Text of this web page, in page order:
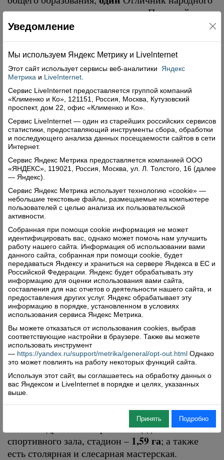
просвещения,пятьнаграждены Почетной
грамотой министерства образования. Имеют
человек, 13 учителей – выпускники
Чушевицкой средней школы.
Высшим органом самоуправления школы
является Конференция педагогов, учащихся и
родителей. В структуру самоуправления школы
входят Совет школы, родительский комитет
школы и класса, педагогический совет,
методический совет с методическими
объединениями и творческими группами, совет
дела школы, комиссия по урегулированию
споров между участниками образовательного
процесса, комиссия по медиации, классное
собрание, общее собрание трудового
коллектива.
Материально-техническая база
школы в цифрах
–шестьзданий – учебных корпусов.
–30учебных кабинетов общей площадью 1800
квадратных метров.
–19362экз. – книжный фонд библиотеки, в том
числе учебников4146
экз., но не хватает новых
научных и методических изданий,
художественной литературы. С 2018 года
появилась возможность пользоваться
обучающимся, учителям, работникам школы,
родителям электронной библиотекой ЛитРес.
квадратных метра – площадь школьного
спортивного зала, стадион – 1,59 га; а также
есть столярная и слесарная мастерская.
Уведомление
Мы используем Яндекс Метрику и Livelnternet
Этот сайт использует сервисы веб-аналитики
Яндекс
Метрика и LiveInternet
Сервис LiveInternet предоставляется группой компаний
«Клименко и Ко», 121151, Россия, Москва, Кутузовский
проспект, дом 22, офис «Клименко и Ко».
Сервис LiveInternet — один из старейших российских сервисов
статистики, предоставляющий инструменты сбора, обработки
и последующего анализа данных посещаемости сайтов в сети
Интернет.
Сервис Яндекс Метрика предоставляется компанией ООО
«ЯНДЕКС», 119021, Россия, Москва, ул. Л. Толстого, 16 (далее
— Яндекс).
Сервис Яндекс Метрика использует технологию «cookie» —
небольшие текстовые файлы, размещаемые на компьютере
пользователей с целью анализа их пользовательской
активности.
Собранная при помощи cookie информация не может
идентифицировать вас, однако может помочь нам улучшить
работу нашего сайта. Информация об использовании вами
данного сайта, собранная при помощи cookie, будет
передаваться Яндексу и храниться на сервере Яндекса в ЕС и
Российской Федерации. Яндекс будет обрабатывать эту
информацию для оценки использования вами сайта,
составления для нас отчетов о деятельности нашего сайта, и
предоставления других услуг. Яндекс обрабатывает эту
информацию в порядке, установленном в условиях
использования сервиса Яндекс Метрика.
Вы можете отказаться от использования cookies, выбрав
соответствующие настройки в браузере. Также вы можете
использовать инструмент
— https://yandex.ru/support/metrika/general/opt-out.html Однако
это может повлиять на работу некоторых функций сайта.
Используя этот сайт, вы соглашаетесь на обработку данных о
вас Яндексом и LiveInternet в порядке и целях, указанных
выше.
Принять Подробно